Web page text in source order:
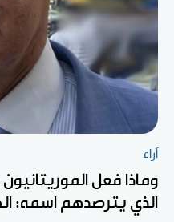
آراء
وماذا فعل
الذي يترصدهم اسمه: